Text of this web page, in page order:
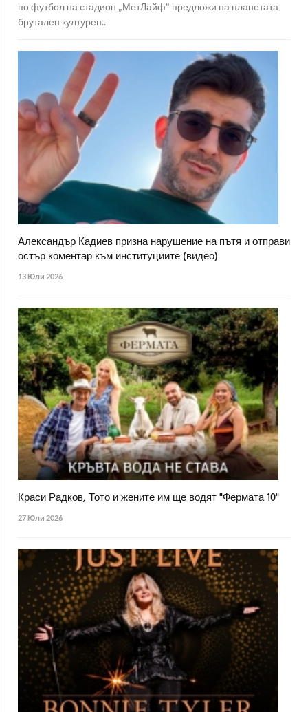
по футбол на стадион „МетЛайф“ предложи на планетата
брутален културен..
Александър Кадиев призна нарушение на пътя и отправи
остър коментар към институциите (видео)
13 Юли 2026
Краси Радков, Тото и жените им ще водят "Фермата 10"
27 Юли 2026